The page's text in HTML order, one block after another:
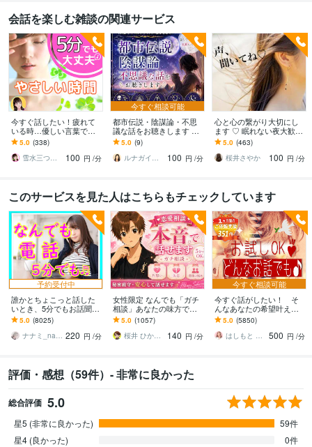
会話を楽しむ雑談の関連サービス
今すぐ話したい！疲れて
いる時…優しい言葉で話
します 何でもどうぞ✨愚
痴/恋愛♡/雑談/寂しい/モ
ヤモヤ/楽しい♪
5.0 (338)
雪水三つ葉☘️あったかコミュニケーション
100 円 /分
今すぐ相談可能
都市伝説・陰謀論・不思
議な話をお聴きします ☘️
周りに話しづらい話題も
気軽にどうぞ☘️
5.0 (9)
ルナガイド✦ 結月 Yuzuki
100 円 /分
心と心の繋がり大切にし
ます ♡ 眠れない夜大歓迎
♡私もなかなか寝れない
人なの
5.0 (463)
桜井さやか
100 円 /分
このサービスを見た人はこちらもチェックしています
予約受付中
誰かとちょこっと話した
いとき、5分でもお話聞き
ます 疲れた～、でもカウ
ンセリングじゃない、な
んとなく雑談聞いて～
5.0 (8025)
ナナミ_nanami 220 円 /分
女性限定 なんでも「ガチ
相談」あなたの味方で話
ます 男性目線で、あなた
の恋の“答え”を言葉にしま
す。
5.0 (1057)
桜井 ひかる｜経験豊富の恋愛相談室
140 円 /分
今すぐ相談可能
今すぐ話がしたい！ そ
んなあなたの希望叶えま
す 今日あったことから深
刻な悩みまで☆何でも打
ち明けてください。
5.0 (5850)
はしもと ゆっこ♡救急こころの相談室
500 円 /分
評価・感想（59件）- 非常に良かった
総合評価 5.0
星5 (非常に良かった)
59件
星4 (良かった)
0件